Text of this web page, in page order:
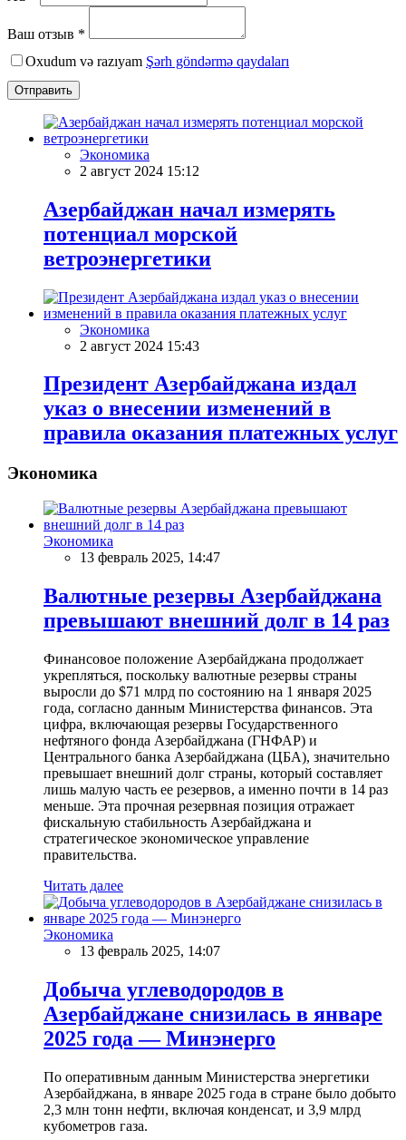
Ваш отзыв *
Oxudum və razıyam Şərh göndərmə qaydaları
Отправить
Экономика
2 август 2024 15:12
Азербайджан начал измерять
потенциал морской
ветроэнергетики
Экономика
2 август 2024 15:43
Президент Азербайджана издал
указ о внесении изменений в
правила оказания платежных услуг
Экономика
Экономика
13 февраль 2025, 14:47
Валютные резервы Азербайджана
превышают внешний долг в 14 раз
Финансовое положение Азербайджана продолжает
укрепляться, поскольку валютные резервы страны
выросли до $71 млрд по состоянию на 1 января 2025
года, согласно данным Министерства финансов. Эта
цифра, включающая резервы Государственного
нефтяного фонда Азербайджана (ГНФАР) и
Центрального банка Азербайджана (ЦБА), значительно
превышает внешний долг страны, который составляет
лишь малую часть ее резервов, а именно почти в 14 раз
меньше. Эта прочная резервная позиция отражает
фискальную стабильность Азербайджана и
стратегическое экономическое управление
правительства.
Читать далее
Экономика
13 февраль 2025, 14:07
Добыча углеводородов в
Азербайджане снизилась в январе
2025 года — Минэнерго
По оперативным данным Министерства энергетики
Азербайджана, в январе 2025 года в стране было добыто
2,3 млн тонн нефти, включая конденсат, и 3,9 млрд
кубометров газа.